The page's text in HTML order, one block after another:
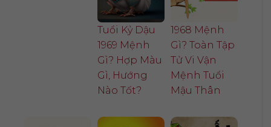
Tuổi Kỷ Dậu
1969 Mệnh
Gì? Hợp Màu
Gì, Hướng
Nào Tốt?
1968 Mệnh
Gì? Toàn Tập
Tử Vi Vận
Mệnh Tuổi
Mậu Thân